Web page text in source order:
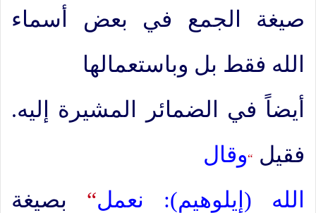
صيغة الجمع في بعض أسماء
الله فقط بل وباستعمالها
أيضاً في الضمائر المشيرة إليه.
فقيل “وقال
الله (إيلوهيم): نعمل“ بصيغة